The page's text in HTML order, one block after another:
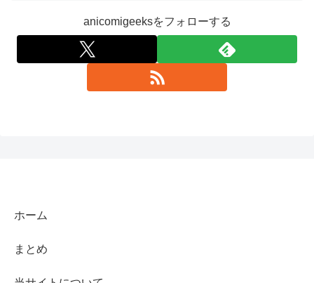
anicomigeeksをフォローする
ホーム
まとめ